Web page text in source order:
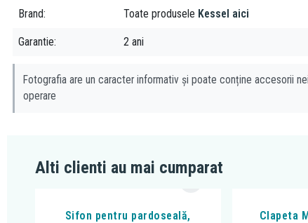
Brand Toate produsele Kessel aici
Garantie 2 ani
Fotografia are un caracter informativ și poate conține accesorii
operare
Alti clienti au mai cumparat
Sifon pentru pardoseală,
Clapeta